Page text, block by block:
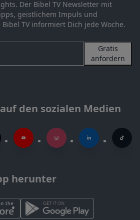
Der Bibel TV Newsletter mit
geistlichem Impuls und
TV informiert Dich jede Woche.
Gratis
anfordern
den sozialen Medien
herunter